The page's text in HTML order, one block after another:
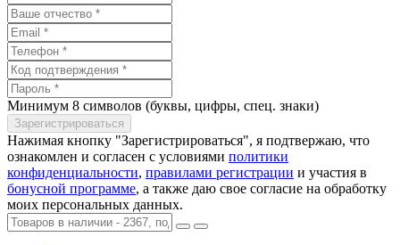
Минимум 8 символов (буквы, цифры, спец. знаки)
Нажимая кнопку "Зарегистрироваться", я подтвержаю, что
ознакомлен и согласен с условиями политики
конфиденциальности, правилами регистрации и участия в
бонусной программе, а также даю свое согласие на обработку
моих персональных данных.